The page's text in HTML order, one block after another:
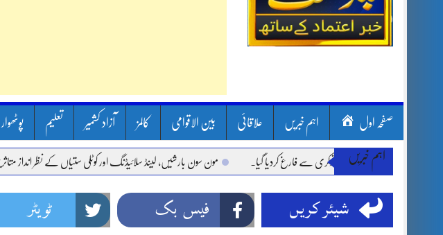
صفحہ اول اہم خبریں علاقائی بین الاقوامی کالمز آزاد کشمیر تعلیم
اہم خبریں مون سون بارشیں، لینڈ سلائیڈنگ اور کوٹلی ستیاں کے نظر انداز متاثرین
شیئر کریں فیس بک ٹویٹر